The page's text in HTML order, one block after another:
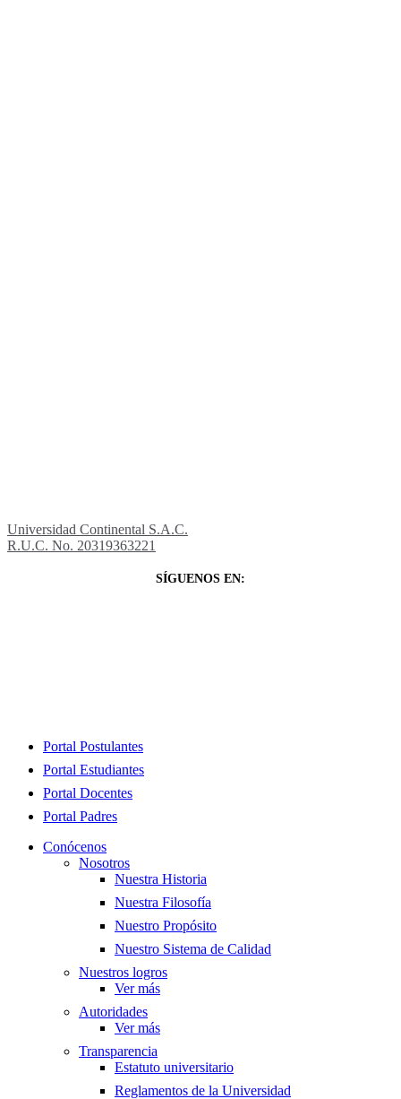
Universidad Continental S.A.C.
R.U.C. No. 20319363221
SÍGUENOS EN:
Close
Portal Postulantes
Portal Estudiantes
Portal Docentes
Portal Padres
Conócenos
Nosotros
Nuestra Historia
Nuestra Filosofía
Nuestro Propósito
Nuestro Sistema de Calidad
Nuestros logros
Ver más
Autoridades
Ver más
Transparencia
Estatuto universitario
Reglamentos de la Universidad